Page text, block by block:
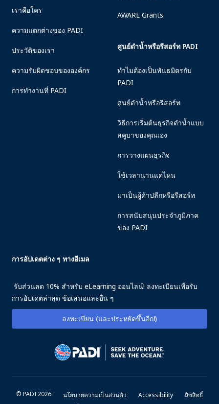
เราคือใคร
ความแตกต่างของ PADI
ประวัติของเรา
ความรับผิดชอบขององค์กร
การทำงานที่ PADI
AWARE Grants
ศูนย์ดำน้ำหรือรีสอร์ท PADI
ทำไมต้องเป็นพันธมิตรกับ
PADI
ศูนย์ดำน้ำหรือรีสอร์ท
วิธีการเริ่มต้นธุรกิจดำน้ำแบบ
สคูบาของคุณเอง
การวางแผนธุรกิจ
ใช้เวลานานแค่ไหน
มาเป็นผู้ค้าปลีกหรือรีสอร์ท
การสนับสนุนประจำภูมิภาค
ของ PADI
การอัปเดตต่าง ๆ ทางอีเมล
รับส่วนลด 10% สำหรับ eLearning ออนไลน์! ลงทะเบียนเพื่อรับ
การอัปเดตล่าสุด ข้อเสนอและอื่น ๆ
ลงทะเบียน (และประหยัดขึ้นอีก!)
© PADI 2026 นโยบายความเป็นส่วนตัว Accessibility
ลิขสิทธิ์